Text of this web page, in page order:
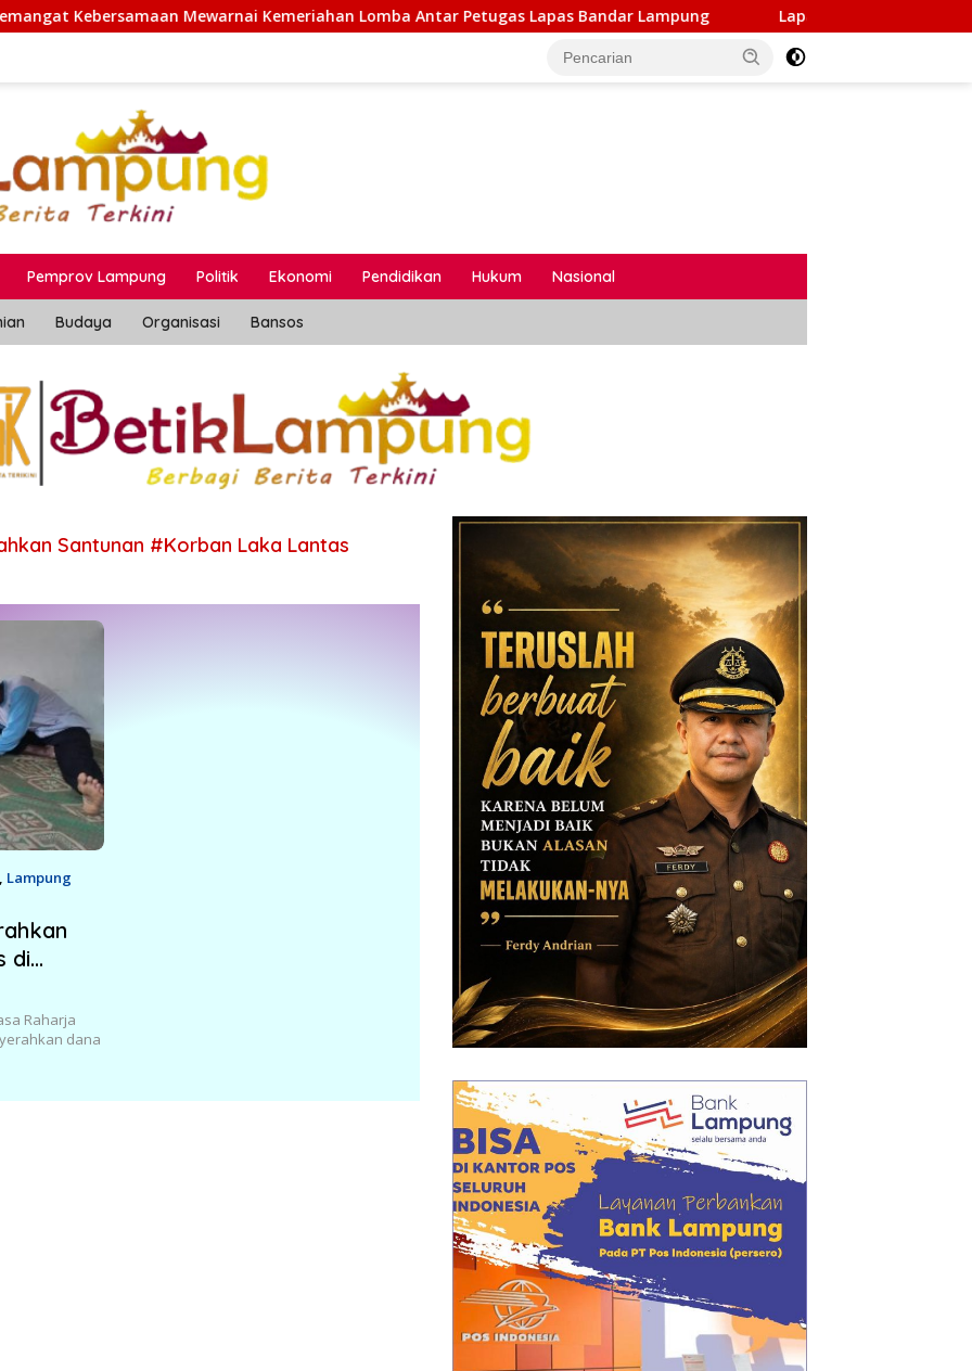
Kemeriahan Lomba Antar Petugas Lapas Bandar Lampung Lapas Kelas I Bandar Lampung Resmi Membuka
Pemprov Lampung Politik Ekonomi Pendidikan Hukum Nasional
Budaya Organisasi Bansos
Santunan #Korban Laka Lantas
, Lampung
di
Raharja
dana